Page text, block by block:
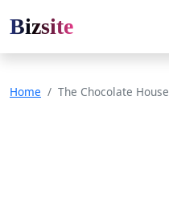
Bizsite
Home The Chocolate House